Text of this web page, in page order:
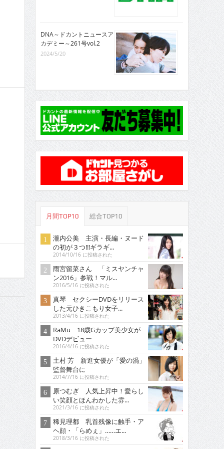
DNA～ドカントニュースア
カデミー～261号vol.2
2024/5/20
月間TOP10 総合TOP10
瀧内公美 主演・長編・ヌード
の初が３つ!!!ギラギ...
2014/10/16 に投稿された
雨宮留菜さん 「ミスヤンチャ
ン2016」参戦！マル...
2016/5/16 に投稿された
真琴 セクシーDVDをリリース
した元ひきこもり女子...
2013/4/16 に投稿された
RaMu 18歳Gカップ美少女が
DVDデビュー
2016/4/16 に投稿された
土村 芳 新進女優が「愛の渦」
監督舞台に
2014/7/16 に投稿された
原つむぎ 人気上昇中！愛らし
い笑顔とほんわかした雰...
2021/3/16 に投稿された
稀見理都 乳首残像に触手・ア
ヘ顔・「らめぇ」……エ...
2018/3/16 に投稿された